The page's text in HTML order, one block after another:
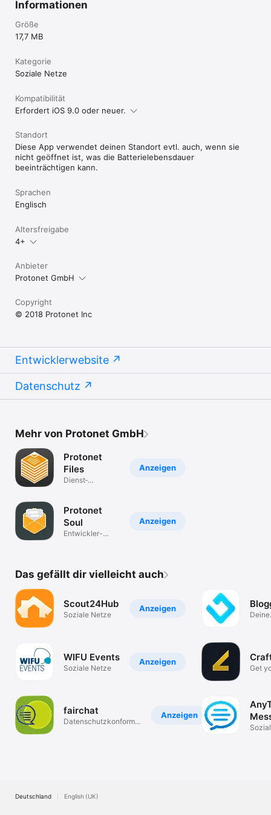
Informationen
Größe
17,7 MB
Kategorie
Soziale Netze
Kompatibilität
Erfordert iOS 9.0 oder neuer.
Standort
Diese App verwendet deinen Standort evtl. auch, wenn sie
nicht geöffnet ist, was die Batterielebensdauer
beeinträchtigen kann.
Sprachen
Englisch
Altersfreigabe
4+
Anbieter
Protonet GmbH
Copyright
© 2018 Protonet Inc
Entwicklerwebsite
Datenschutz
Mehr von Protonet GmbH
Anzeigen
Protonet
Files
Dienst­
Anzeigen
Protonet
Soul
Entwickler-
Das gefällt dir vielleicht auch
Anzeigen
Scout24Hub
Soziale Netze
Anzeigen
WIFU Events
Soziale Netze
Anzeigen
fairchat
Datenschutzkonformer
Deine
Get
Deutschland English (UK)